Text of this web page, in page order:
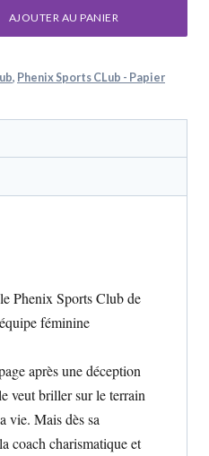
AJOUTER AU PANIER
, Phenix Sports CLub - Papier
Phenix Sports Club de
féminine
après une déception
veut briller sur le terrain
vie. Mais dès sa
coach charismatique et